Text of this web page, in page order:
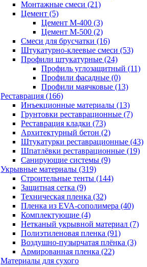
Монтажные смеси (21)
Цемент (5)
Цемент М-400 (3)
Цемент М-500 (2)
Смеси для брусчатки (16)
Штукатурно-клеевые смеси (53)
Профили штукатурные (24)
Профиль углозащитный (11)
Профили фасадные (0)
Профили маячковые (13)
Реставрация (166)
Инъекционные материалы (13)
Грунтовки реставрационные (7)
Реставрация кладки (73)
Архитектурный бетон (2)
Штукатурки реставрационные (43)
Шпатлёвки реставрационные (19)
Санирующие системы (9)
Укрывные материалы (319)
Строительные тенты (144)
Защитная сетка (9)
Техническая пленка (32)
Пленка из EVA-сополимера (40)
Комплектующие (4)
Нетканый укрывной материал (7)
Полиэтиленовая пленка (91)
Воздушно-пузырчатая плёнка (3)
Армированная пленка (22)
Материалы для сухого